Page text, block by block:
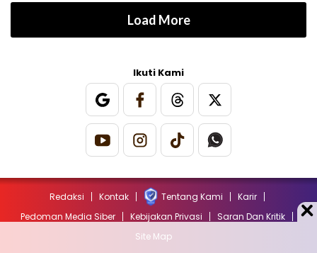
Load More
Ikuti Kami
Redaksi Kontak Tentang Kami
Karir
Pedoman Media Siber
Kebijakan Privasi
Saran Dan Kritik
Site Map